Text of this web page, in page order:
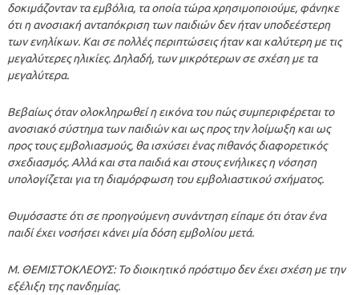
δοκιμάζονταν τα εμβόλια, τα οποία τώρα χρησιμοποιούμε, φάνηκε
ότι η ανοσιακή ανταπόκριση των παιδιών δεν ήταν υποδεέστερη
των ενηλίκων. Και σε πολλές περιπτώσεις ήταν και καλύτερη με τις
μεγαλύτερες ηλικίες. Δηλαδή, των μικρότερων σε σχέση με τα
μεγαλύτερα.
Βεβαίως όταν ολοκληρωθεί η εικόνα του πώς συμπεριφέρεται το
ανοσιακό σύστημα των παιδιών και ως προς την λοίμωξη και ως
προς τους εμβολιασμούς, θα ισχύσει ένας πιθανός διαφορετικός
σχεδιασμός. Αλλά και στα παιδιά και στους ενήλικες η νόσηση
υπολογίζεται για τη διαμόρφωση του εμβολιαστικού σχήματος.
Θυμόσαστε ότι σε προηγούμενη συνάντηση είπαμε ότι όταν ένα
παιδί έχει νοσήσει κάνει μία δόση εμβολίου μετά.
Μ. ΘΕΜΙΣΤΟΚΛΕΟΥΣ: Το διοικητικό πρόστιμο δεν έχει σχέση με την
εξέλιξη της πανδημίας.